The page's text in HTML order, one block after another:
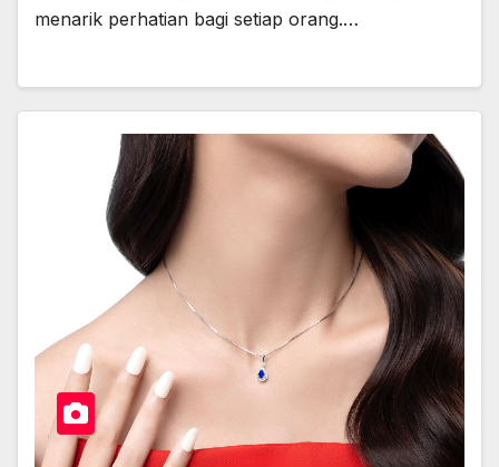
menarik perhatian bagi setiap orang.…